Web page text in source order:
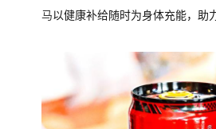
马以健康补给随时为身体充能，助